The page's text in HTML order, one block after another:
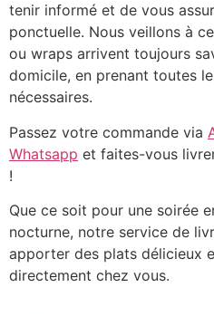
tenir informé et de vous
ponctuelle. Nous veillons à
ou wraps arrivent toujours
domicile, en prenant toutes
nécessaires.
Passez votre commande via
Whatsapp et faites-vous
!
Que ce soit pour une soirée
nocturne, notre service de
apporter des plats délicieux
directement chez vous.